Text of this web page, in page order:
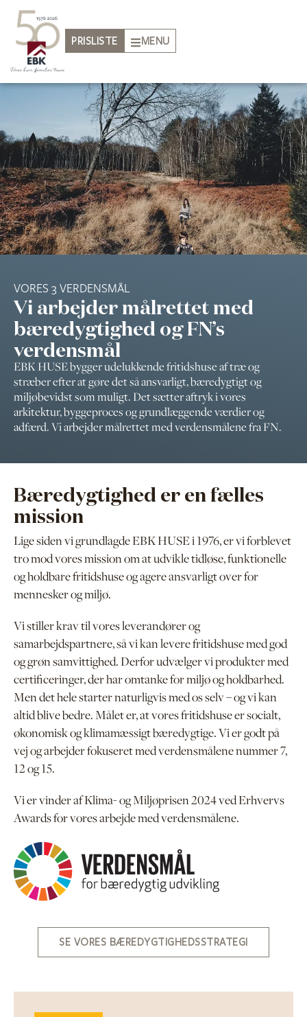
MENU
PRISLISTE
VORES 3 VERDENSMÅL
Vi arbejder målrettet med
bæredygtighed og FN’s
verdensmål
EBK HUSE bygger udelukkende fritidshuse af træ og
stræber efter at gøre det så ansvarligt, bæredygtigt og
miljøbevidst som muligt. Det sætter aftryk i vores
arkitektur, byggeproces og grundlæggende værdier og
adfærd. Vi arbejder målrettet med verdensmålene fra FN.
Bæredygtighed er en fælles
mission
Lige siden vi grundlagde EBK HUSE i 1976, er vi forblevet
tro mod vores mission om at udvikle tidløse, funktionelle
og holdbare fritidshuse og agere ansvarligt over for
mennesker og miljø.
Vi stiller krav til vores leverandører og
samarbejdspartnere, så vi kan levere fritidshuse med god
og grøn samvittighed. Derfor udvælger vi produkter med
certificeringer, der har omtanke for miljø og holdbarhed.
Men det hele starter naturligvis med os selv – og vi kan
altid blive bedre. Målet er, at vores fritidshuse er socialt,
økonomisk og klimamæssigt bæredygtige. Vi er godt på
vej og arbejder fokuseret med verdensmålene nummer 7,
12 og 15.
Vi er vinder af Klima- og Miljøprisen 2024 ved Erhvervs
Awards for vores arbejde med verdensmålene.
SE VORES BÆREDYGTIGHEDSSTRATEGI